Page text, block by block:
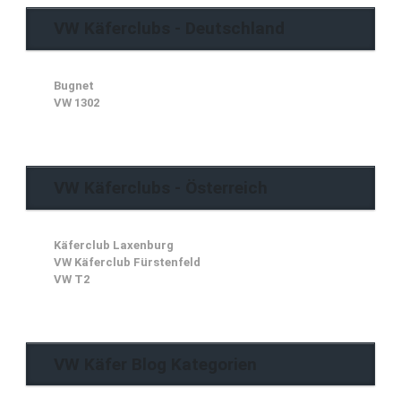
Bugnet
VW 1302
Käferclub Laxenburg
VW Käferclub Fürstenfeld
VW T2